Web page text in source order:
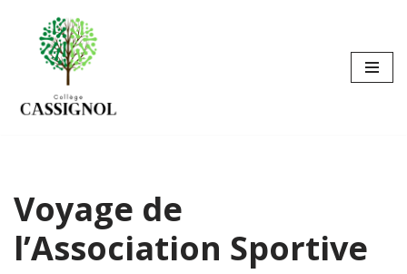
Aller
contenu
Voyage de
l’Association Sportive